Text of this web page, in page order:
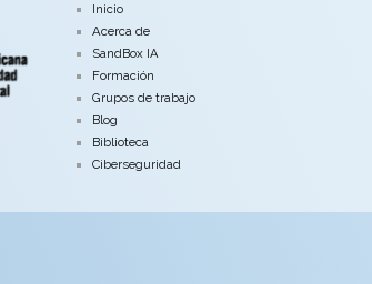
Inicio
Acerca de
SandBox IA
Formación
Grupos de trabajo
Blog
Biblioteca
Ciberseguridad